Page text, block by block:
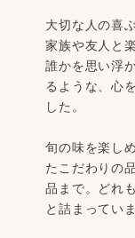
大切な人の喜
家族や友人と
誰かを思い浮
るような、心
した。
旬の味を楽し
たこだわりの
品まで。どれ
と詰まっていま